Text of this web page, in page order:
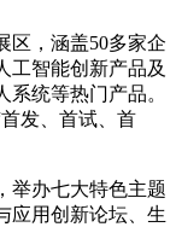
，涵盖50多家企
工智能创新产品及
统等热门产品。
发、首试、首
办七大特色主题
应用创新论坛、生